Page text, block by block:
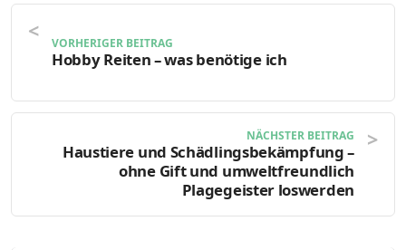
VORHERIGER BEITRAG
Hobby Reiten – was benötige ich
NÄCHSTER BEITRAG
Haustiere und Schädlingsbekämpfung –
ohne Gift und umweltfreundlich
Plagegeister loswerden